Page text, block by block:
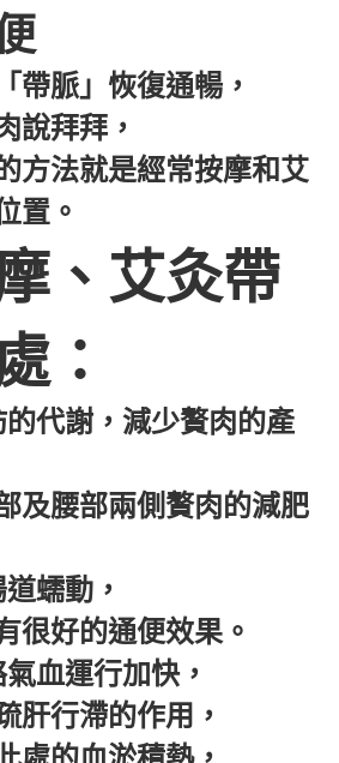
帶脈」恢復通暢，
說拜拜，
方法就是經常按摩和艾
置。
、艾灸帶
：
代謝，減少贅肉的產
及腰部兩側贅肉的減肥
蠕動，
很好的通便效果。
血運行加快，
肝行滯的作用，